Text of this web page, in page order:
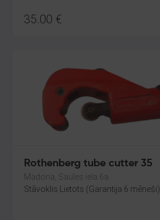
35.00 €
Rothenberg tube cutter 35
Madona, Saules iela 6a
Stāvoklis Lietots (Garantija 6 mēneši)